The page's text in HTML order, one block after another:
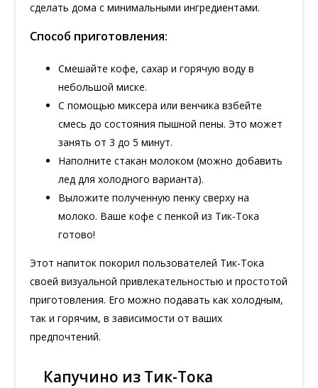
сделать дома с минимальными ингредиентами.
Способ приготовления:
Смешайте кофе, сахар и горячую воду в
небольшой миске.
С помощью миксера или венчика взбейте
смесь до состояния пышной пены. Это может
занять от 3 до 5 минут.
Наполните стакан молоком (можно добавить
лед для холодного варианта).
Выложите полученную пенку сверху на
молоко. Ваше кофе с пенкой из Тик-Тока
готово!
Этот напиток покорил пользователей Тик-Тока
своей визуальной привлекательностью и простотой
приготовления. Его можно подавать как холодным,
так и горячим, в зависимости от ваших
предпочтений.
Капучино из Тик-Тока